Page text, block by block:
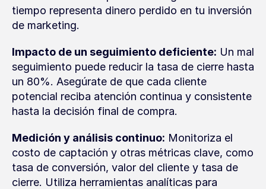
tiempo representa dinero perdido en tu inversión
de marketing.
Impacto de un seguimiento deficiente: Un mal
seguimiento puede reducir la tasa de cierre hasta
un 80%. Asegúrate de que cada cliente
potencial reciba atención continua y consistente
hasta la decisión final de compra.
Medición y análisis continuo: Monitoriza el
costo de captación y otras métricas clave, como
tasa de conversión, valor del cliente y tasa de
cierre. Utiliza herramientas analíticas para